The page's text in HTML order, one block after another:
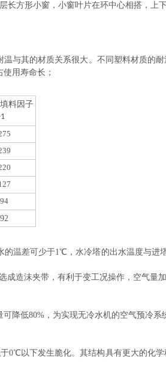
方形小窗，小窗叶片在环中心相搭，上
温与其的材质关系很大。不同塑料材质的
用寿命长；
料因子
94
92
的温差可少于1℃，水冷塔的出水温度与
造沫夹带，有利于变工况操作，空气量
降低80%，为实现无冷水机的空气预冷系
以下发生脆化。其结构具有更大的化学